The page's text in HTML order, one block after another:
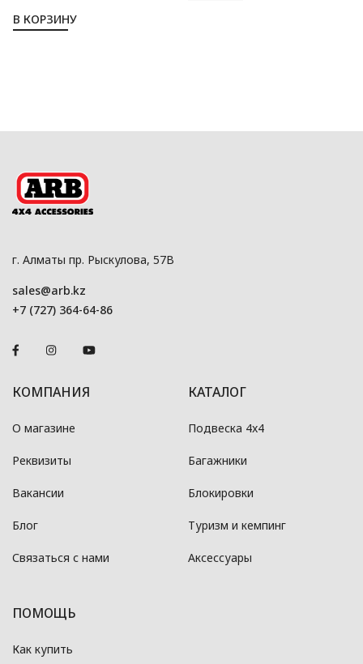
В КОРЗИНУ
г. Алматы пр. Рыскулова, 57В
sales@arb.kz
+7 (727) 364-64-86
КОМПАНИЯ
О магазине
Реквизиты
Вакансии
Блог
Связаться с нами
КАТАЛОГ
Подвеска 4x4
Багажники
Блокировки
Туризм и кемпинг
Аксессуары
ПОМОЩЬ
Как купить